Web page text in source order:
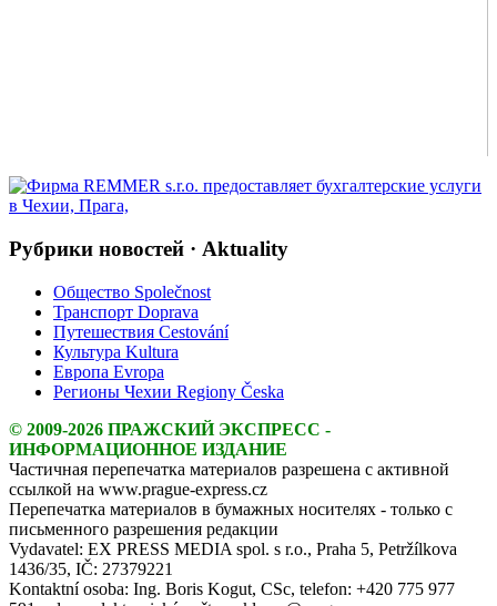
Рубрики новостей · Aktuality
Общество Společnost
Транспорт Doprava
Путешествия Cestování
Культура Kultura
Европа Evropa
Регионы Чехии Regiony Česka
© 2009-2026 ПРАЖСКИЙ ЭКСПРЕСС -
ИНФОРМАЦИОННОЕ ИЗДАНИЕ
Частичная перепечатка материалов разрешена с активной
ссылкой на www.prague-express.cz
Перепечатка материалов в бумажных носителях - только с
письменного разрешения редакции
Vydavatel: EX PRESS MEDIA spol. s r.o., Praha 5, Petržílkova
1436/35, IČ: 27379221
Kontaktní osoba: Ing. Boris Kogut, CSc, telefon: +420 775 977